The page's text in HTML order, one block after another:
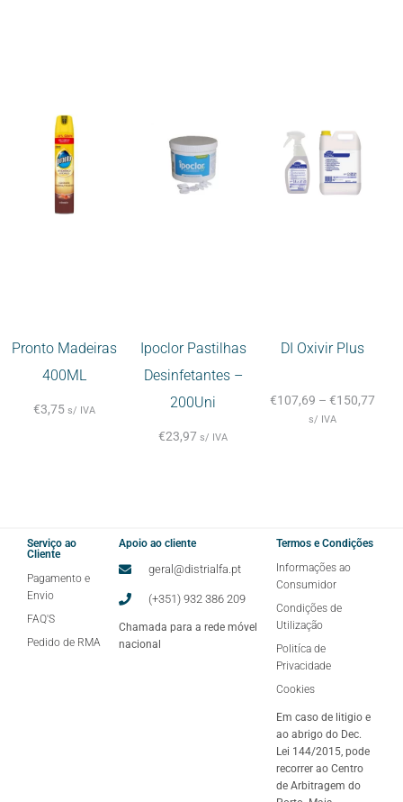
Pronto Madeiras
400ML
€3,75 s/ IVA
Ipoclor Pastilhas
Desinfetantes –
200Uni
€23,97 s/ IVA
DI Oxivir Plus
€107,69 – €150,77
s/ IVA
Serviço ao
Cliente
Pagamento e
Envio
FAQ'S
Pedido de RMA
Apoio ao cliente
geral@distrialfa.pt
(+351) 932 386 209
Chamada para a rede móvel
nacional
Termos e Condições
Informações ao
Consumidor
Condições de
Utilização
Politíca de
Privacidade
Cookies
Em caso de litigio e
ao abrigo do Dec.
Lei 144/2015, pode
recorrer ao Centro
de Arbitragem do